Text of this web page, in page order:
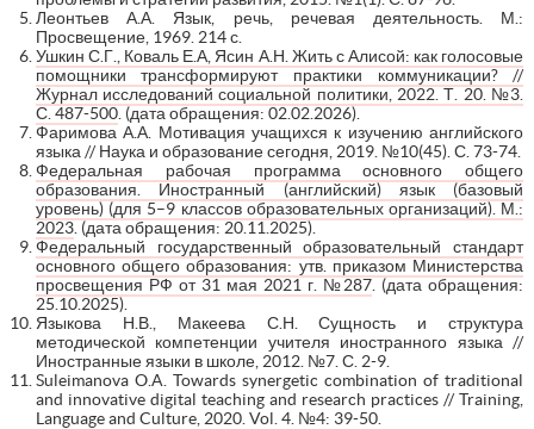
Леонтьев А.А. Язык, речь, речевая деятельность. М.:
Просвещение, 1969. 214 с.
Ушкин С.Г., Коваль Е.А, Ясин А.Н. Жить с Алисой: как голосовые
помощники трансформируют практики коммуникации? //
Журнал исследований социальной политики, 2022. Т. 20. №3.
С. 487-500. (дата обращения: 02.02.2026).
Фаримова А.А. Мотивация учащихся к изучению английского
языка // Наука и образование сегодня, 2019. №10(45). С. 73-74.
Федеральная рабочая программа основного общего
образования. Иностранный (английский) язык (базовый
уровень) (для 5–9 классов образовательных организаций). М.:
2023. (дата обращения: 20.11.2025).
Федеральный государственный образовательный стандарт
основного общего образования: утв. приказом Министерства
просвещения РФ от 31 мая 2021 г. №287 . (дата обращения:
25.10.2025).
Языкова Н.В., Макеева С.Н. Сущность и структура
методической компетенции учителя иностранного языка //
Иностранные языки в школе, 2012. №7. С. 2-9.
Suleimanova O.A. Towards synergetic combination of traditional
and innovative digital teaching and research practices // Training,
Language and Culture, 2020. Vol. 4. №4: 39-50.